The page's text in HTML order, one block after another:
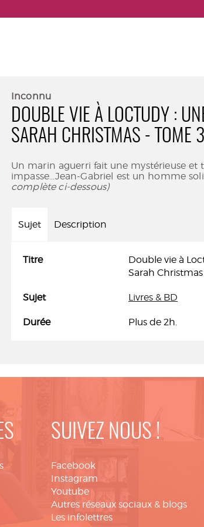
Inconnu
DOUBLE VIE À LOCTUDY :
SARAH CHRISTMAS - TOME 3
Un marin aguerri fait une mystérieuse
impasse...Jean-Gabriel est un homme
complète ci-dessous)
Sujet Description
Titre
Double vie à
Sarah
Sujet Livres & BD
Durée Plus de 2h.
SUIVEZ NOUS !
Facebook
Instagram
Youtube
Autres réseaux sociaux & blogs
Les infolettres